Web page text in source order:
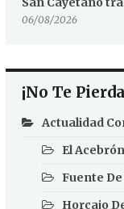
06/08/2026
¡No Te
Actualidad
El Acebrón
Fuente
Horcajo